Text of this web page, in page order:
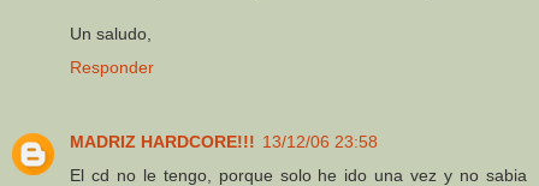
Un saludo,
Responder
MADRIZ HARDCORE!!! 13/12/06 23:58
El cd no le tengo, porque solo he ido una vez y no sabia